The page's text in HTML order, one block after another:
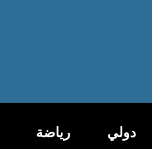
دولي رياضة